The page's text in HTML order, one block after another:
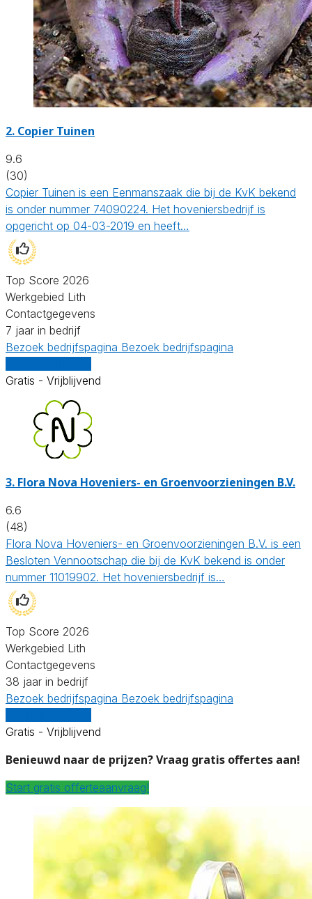
2. Copier Tuinen
9.6
(30)
Copier Tuinen is een Eenmanszaak die bij de KvK bekend
is onder nummer 74090224. Het hoveniersbedrijf is
opgericht op 04-03-2019 en heeft…
Top Score 2026
Werkgebied Lith
Contactgegevens
7 jaar in bedrijf
Bezoek bedrijfspagina Bezoek bedrijfspagina
Gratis - Vrijblijvend
3. Flora Nova Hoveniers- en Groenvoorzieningen B.V.
6.6
(48)
Flora Nova Hoveniers- en Groenvoorzieningen B.V. is een
Besloten Vennootschap die bij de KvK bekend is onder
nummer 11019902. Het hoveniersbedrijf is…
Top Score 2026
Werkgebied Lith
Contactgegevens
38 jaar in bedrijf
Bezoek bedrijfspagina Bezoek bedrijfspagina
Gratis - Vrijblijvend
Benieuwd naar de prijzen? Vraag gratis offertes aan!
Start gratis offerteaanvraag!